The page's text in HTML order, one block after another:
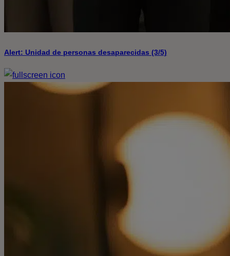
Alert: Unidad de personas desaparecidas (3/5)